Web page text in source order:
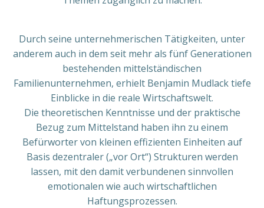
Durch seine unternehmerischen Tätigkeiten, unter
anderem auch in dem seit mehr als fünf Generationen
bestehenden mittelständischen
Familienunternehmen, erhielt Benjamin Mudlack tiefe
Einblicke in die reale Wirtschaftswelt.
Die theoretischen Kenntnisse und der praktische
Bezug zum Mittelstand haben ihn zu einem
Befürworter von kleinen effizienten Einheiten auf
Basis dezentraler („vor Ort“) Strukturen werden
lassen, mit den damit verbundenen sinnvollen
emotionalen wie auch wirtschaftlichen
Haftungsprozessen.